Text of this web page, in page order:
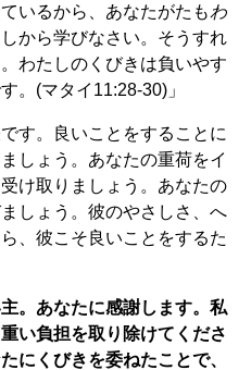
いるから、あなたがたもわ
から学びなさい。そうすれ
わたしのくびきは負いやす
。(マタイ11:28-30)」
す。良いことをすることに
しょう。あなたの重荷をイ
け取りましょう。あなたの
しょう。彼のやさしさ、へ
、彼こそ良いことをするた
。あなたに感謝します。私
い負担を取り除けてくださ
にくびきを委ねたことで、